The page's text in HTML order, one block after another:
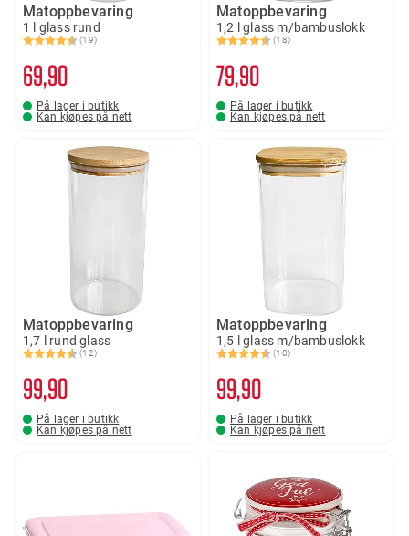
Matoppbevaring
1 l glass rund
Karakter:
(19)
4.5 av 5 mulige
69 90
På lager i butikk
Kan kjøpes på nett
Matoppbevaring
1,2 l glass m/bambuslokk
Karakter:
(18)
4.6 av 5 mulige
79 90
På lager i butikk
Kan kjøpes på nett
Matoppbevaring
1,7 l rund glass
Karakter:
(12)
4.9 av 5 mulige
99 90
På lager i butikk
Kan kjøpes på nett
Matoppbevaring
1,5 l glass m/bambuslokk
Karakter:
(10)
4.6 av 5 mulige
99 90
På lager i butikk
Kan kjøpes på nett